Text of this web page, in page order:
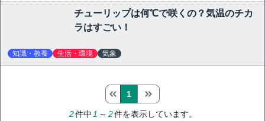
チューリップは何℃で咲くの？気温のチカ
ラはすごい！
知識・教養 生活・環境 気象
2件中 1 ～ 2件を表示しています。
1